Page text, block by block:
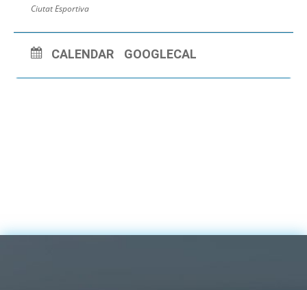
Ciutat Esportiva
CALENDAR GOOGLECAL